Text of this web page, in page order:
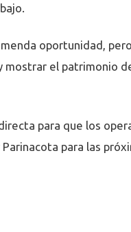
oportunidad,
el patrimonio
para que los
para las